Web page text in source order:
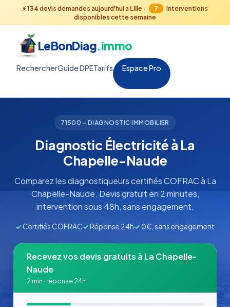
⚡134 devis demandes aujourd'hui a Lille · 7
interventions
disponibles cette semaine
LeBonDiag.immo
RechercherGuide DPETarifs Espace Pro
71500 - DIAGNOSTIC IMMOBILIER
Diagnostic Électricité à La
Chapelle-Naude
Comparez les diagnostiqueurs certifiés COFRAC à La
Chapelle-Naude. Devis gratuit en 2 minutes,
intervention sous 48h, sans engagement.
✓ Certifiés COFRAC✓Réponse 24h✓ 0€, sans engagement
Recevez vos devis gratuits à La Chapelle-
Naude
2 min · réponse 24h